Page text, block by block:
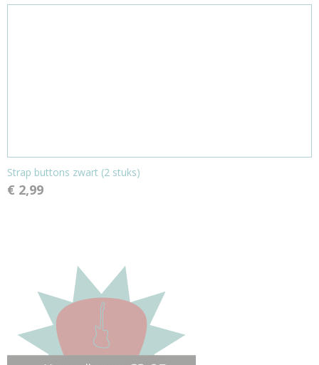
Strap buttons zwart (2 stuks)
€ 2,99